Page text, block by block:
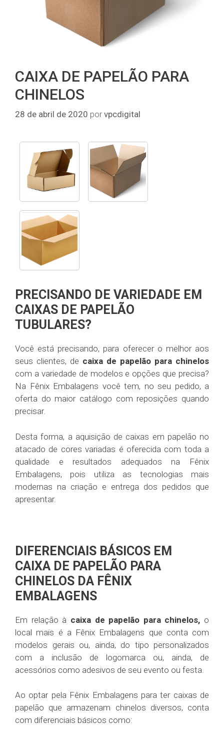
CAIXA DE PAPELÃO PARA
CHINELOS
28 de abril de 2020 porvpcdigital
PRECISANDO DE VARIEDADE EM
CAIXAS DE PAPELÃO
TUBULARES?
Você está precisando, para oferecer o melhor aos
seus clientes, de caixa de papelão para chinelos
com a variedade de modelos e opções que precisa?
Na Fênix Embalagens você tem, no seu pedido, a
oferta do maior catálogo com reposições quando
precisar.
Desta forma, a aquisição de caixas em papelão no
atacado de cores variadas é oferecida com toda a
qualidade e resultados adequados na Fênix
Embalagens, pois utiliza as tecnologias mais
modernas na criação e entrega dos pedidos que
apresentar.
DIFERENCIAIS BÁSICOS EM
CAIXA DE PAPELÃO PARA
CHINELOS DA FÊNIX
EMBALAGENS
Em relação à caixa de papelão para chinelos, o
local mais é a Fênix Embalagens que conta com
modelos gerais ou, ainda, do tipo personalizados
com a inclusão de logomarca ou, ainda, de
acessórios como adesivos de seu evento ou festa.
Ao optar pela Fênix Embalagens para ter caixas de
papelão que armazenam chinelos diversos, conta
com diferenciais básicos como: